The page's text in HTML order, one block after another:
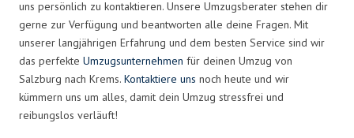
uns persönlich zu kontaktieren. Unsere Umzugsberater stehen dir
gerne zur Verfügung und beantworten alle deine Fragen. Mit
unserer langjährigen Erfahrung und dem besten Service sind wir
das perfekte Umzugsunternehmen für deinen Umzug von
Salzburg nach Krems. Kontaktiere uns noch heute und wir
kümmern uns um alles, damit dein Umzug stressfrei und
reibungslos verläuft!